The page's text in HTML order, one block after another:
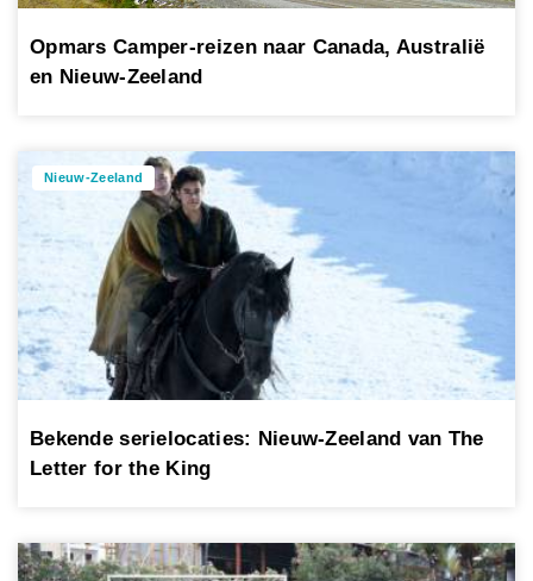
Opmars Camper-reizen naar Canada, Australië
en Nieuw-Zeeland
Nieuw-Zeeland
Bekende serielocaties: Nieuw-Zeeland van The
Letter for the King